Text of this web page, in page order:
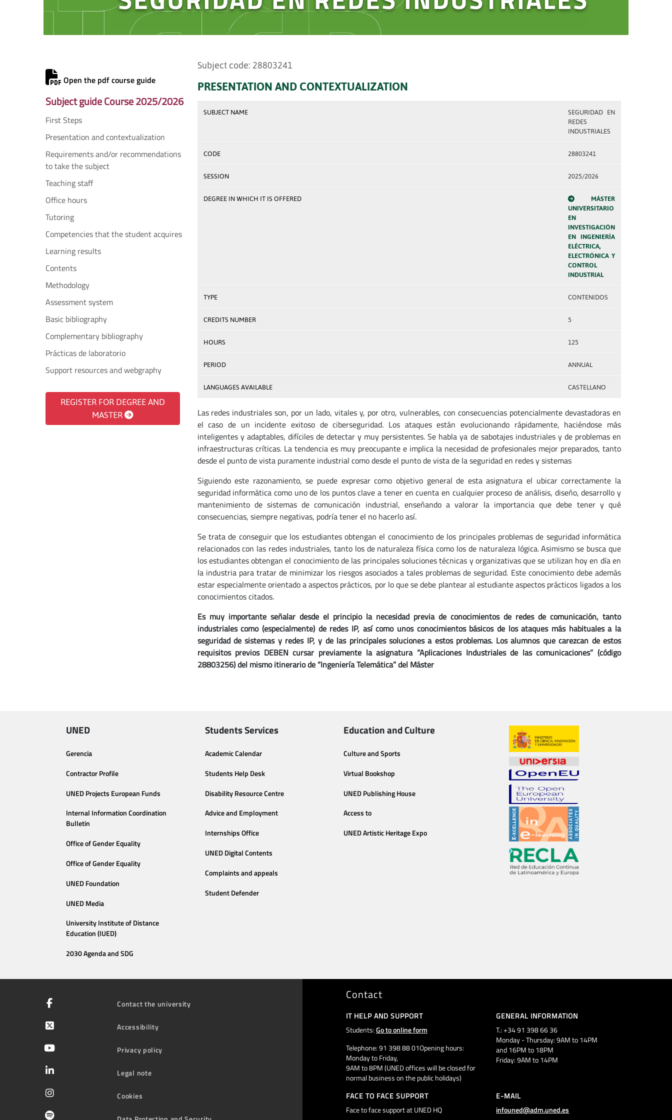
Open the pdf course guide
Subject guide Course 2025/2026
First Steps
Presentation and contextualization
Requirements and/or recommendations
to take the subject
Teaching staff
Office hours
Tutoring
Competencies that the student acquires
Learning results
Contents
Methodology
Assessment system
Basic bibliography
Complementary bibliography
Prácticas de laboratorio
Support resources and webgraphy
REGISTER FOR DEGREE AND
MASTER
Subject code: 28803241
PRESENTATION AND CONTEXTUALIZATION
SUBJECT NAME
SEGURIDAD EN
REDES
INDUSTRIALES
CODE 28803241
SESSION 2025/2026
DEGREE IN WHICH IT IS OFFERED
MÁSTER
UNIVERSITARIO
EN
INVESTIGACIÓN
EN INGENIERÍA
ELÉCTRICA,
ELECTRÓNICA Y
CONTROL
INDUSTRIAL
TYPE CONTENIDOS
CREDITS NUMBER 5
HOURS 125
PERIOD ANNUAL
LANGUAGES AVAILABLE CASTELLANO
Las redes industriales son, por un lado, vitales y, por otro, vulnerables, con consecuencias potencialmente devastadoras en
el caso de un incidente exitoso de ciberseguridad. Los ataques están evolucionando rápidamente, haciéndose más
inteligentes y adaptables, difíciles de detectar y muy persistentes. Se habla ya de sabotajes industriales y de problemas en
infraestructuras críticas. La tendencia es muy preocupante e implica la necesidad de profesionales mejor preparados, tanto
desde el punto de vista puramente industrial como desde el punto de vista de la seguridad en redes y sistemas
Siguiendo este razonamiento, se puede expresar como objetivo general de esta asignatura el ubicar correctamente la
seguridad informática como uno de los puntos clave a tener en cuenta en cualquier proceso de análisis, diseño, desarrollo y
mantenimiento de sistemas de comunicación industrial, enseñando a valorar la importancia que debe tener y qué
consecuencias, siempre negativas, podría tener el no hacerlo así.
Se trata de conseguir que los estudiantes obtengan el conocimiento de los principales problemas de seguridad informática
relacionados con las redes industriales, tanto los de naturaleza física como los de naturaleza lógica. Asimismo se busca que
los estudiantes obtengan el conocimiento de las principales soluciones técnicas y organizativas que se utilizan hoy en día en
la industria para tratar de minimizar los riesgos asociados a tales problemas de seguridad. Este conocimiento debe además
estar especialmente orientado a aspectos prácticos, por lo que se debe plantear al estudiante aspectos prácticos ligados a los
conocimientos citados.
Es muy importante señalar desde el principio la necesidad previa de conocimientos de redes de comunicación, tanto
industriales como (especialmente) de redes IP, así como unos conocimientos básicos de los ataques más habituales a la
seguridad de sistemas y redes IP, y de las principales soluciones a estos problemas. Los alumnos que carezcan de estos
requisitos previos DEBEN cursar previamente la asignatura “Aplicaciones Industriales de las comunicaciones” (código
28803256) del mismo itinerario de “Ingeniería Telemática” del Máster
UNED
Gerencia
Contractor Profile
UNED Projects European Funds
Internal Information Coordination
Bulletin
Office of Gender Equality
Office of Gender Equality
UNED Foundation
UNED Media
University Institute of Distance
Education (IUED)
2030 Agenda and SDG
Students Services
Academic Calendar
Students Help Desk
Disability Resource Centre
Advice and Employment
Internships Office
UNED Digital Contents
Complaints and appeals
Student Defender
Education and Culture
Culture and Sports
Virtual Bookshop
UNED Publishing House
Access to
UNED Artistic Heritage Expo
Contact the university
Accessibility
Privacy policy
Legal note
Cookies
Contact
IT HELP AND SUPPORT
Students:Go to online form
Telephone: 91 398 88 01Opening hours:
Monday to Friday,
9AM to 8PM (UNED offices will be closed for
normal business on the public holidays)
GENERAL INFORMATION
T.: +34 91 398 66 36
Monday - Thursday: 9AM to 14PM
and 16PM to 18PM
Friday: 9AM to 14PM
FACE TO FACE SUPPORT
Face to face support at UNED HQ
E-MAIL
infouned@adm.uned.es